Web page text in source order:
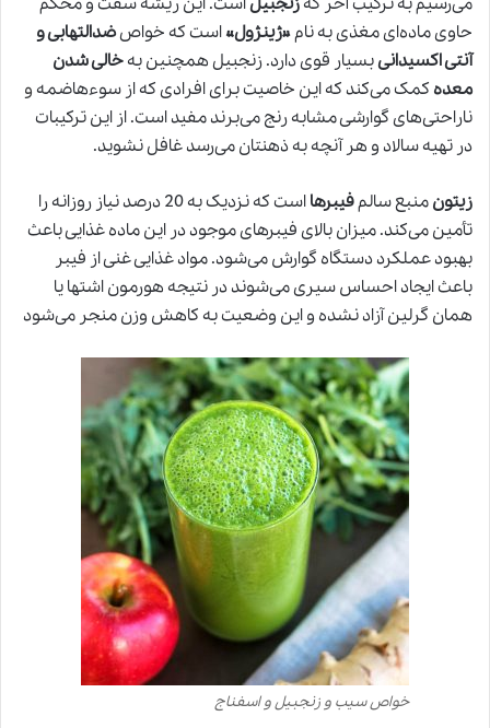
حاوی ماده‌ای مغذی به نام«ژینژول»است که خواصضدالتهابی و
آنتی اکسیدانیبسیار قوی دارد. زنجبیل همچنین بهخالی شدن
معده کمک می‌کند که این خاصیت برای افرادی که از سوءهاضمه و
ناراحتی‌های گوارشی مشابه رنج می‌برند مفید است. از این ترکیبات
در تهیه سالاد و هر آنچه به ذهنتان می‌رسد غافل نشوید.
زیتونمنبع سالمفیبرها
است که نزدیک به 20 درصد نیاز روزانه را
تأمین می‌کند. میزان بالای فیبرهای موجود در این ماده غذایی باعث
بهبود عملکرد دستگاه گوارش می‌شود. مواد غذایی غنی از فیبر
باعث ایجاد احساس سیری می‌شوند در نتیجه هورمون اشتها یا
همان گرلین آزاد نشده و این وضعیت به کاهش وزن منجر می‌شود
خواص سیب و زنجبیل و اسفناج